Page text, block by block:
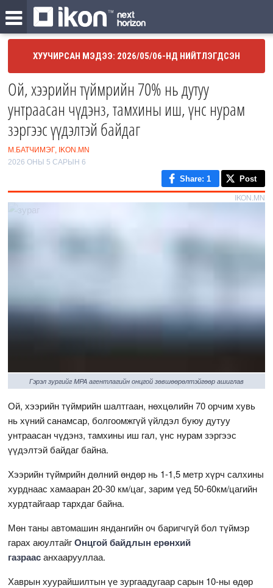
ХУУЧИРСАН МЭДЭЭ: 2026/05/06-НД НИЙТЛЭГДСЭН
Ой, хээрийн түймрийн 70% нь дутуу
унтраасан чүдэнз, тамхины иш, үнс нурам
зэргээс үүдэлтэй байдаг
М.БАТЧИМЭГ, IKON.MN
2026 ОНЫ 5 САРЫН 6
Share: 1 Post
IKON.MN
Гэрэл зургийг MPA агентлагийн онцгой зөвшөөрөлтэйгөөр ашиглав
Ой, хээрийн түймрийн шалтгаан, нөхцөлийн 70 орчим хувь
нь хүний санамсар, болгоомжгүй үйлдэл буюу дутуу
унтраасан чүдэнз, тамхины иш гал, үнс нурам зэргээс
үүдэлтэй байдаг байна.
Хээрийн түймрийн дөлний өндөр нь 1-1,5 метр хүрч салхины
хурднаас хамааран 20-30 км/цаг, зарим үед 50-60км/цагийн
хурдтайгаар тархдаг байна.
Мөн таны автомашин яндангийн оч баригчгүй бол түймэр
гарах аюултайгОнцгой байдлын ерөнхий
газраасанхаарууллаа.
Хаврын хуурайшилтын үе зургаадугаар сарын 10-ны өдөр